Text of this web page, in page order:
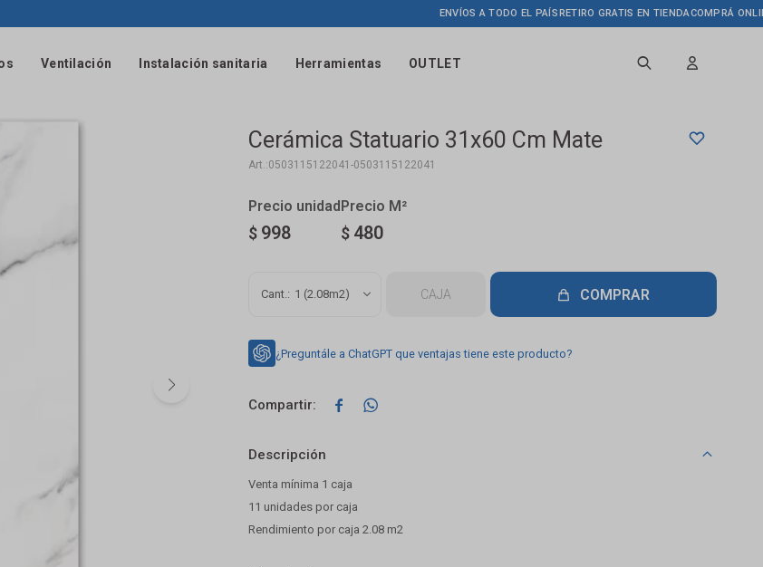
Ventilación Instalación sanitaria Herramientas OUTLET
ENVÍOS A TODO EL PAÍSRETIRO GRATIS EN TIENDACOMPRÁ ONLINE
Cerámica Statuario 31x60 Cm Mate
0503115122041-0503115122041
$ 998 $ 480
1 (2.08m2) CAJA COMPRAR
¿Preguntále a ChatGPT que ventajas tiene este producto?
 
Descripción
Venta mínima 1 caja
11 unidades por caja
Rendimiento por caja 2.08 m2